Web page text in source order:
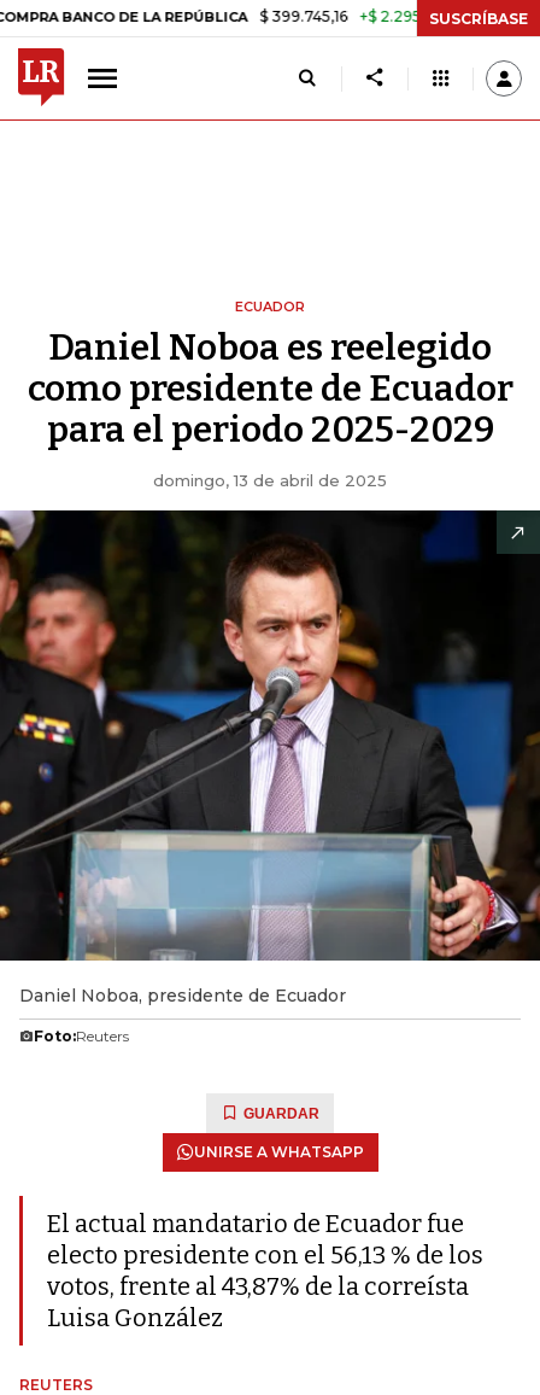
DE LA REPÚBLICA $ 399.745,16 +$ 2.295,71 +0,58% TASA DE
SUSCRÍBASE
ECUADOR
Daniel Noboa es reelegido
como presidente de Ecuador
para el periodo 2025-2029
domingo, 13 de abril de 2025
Daniel Noboa, presidente de Ecuador
Foto:Reuters
GUARDAR
UNIRSE A WHATSAPP
El actual mandatario de Ecuador fue
electo presidente con el 56,13 % de los
votos, frente al 43,87% de la correísta
Luisa González
REUTERS